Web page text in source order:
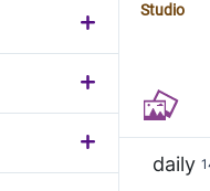
Studio
daily